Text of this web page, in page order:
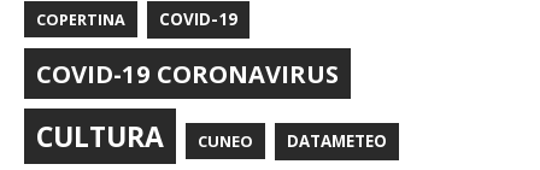
COPERTINA COVID-19
COVID-19 CORONAVIRUS
CULTURA CUNEO DATAMETEO